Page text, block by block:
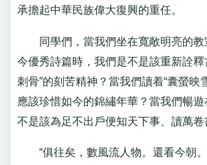
承擔起中華民族偉大復興的重任。
同學們，當我們坐在寬敞明亮的教
今優秀詩篇時，我們是不是該重新詮釋
刺骨”的刻苦精神？當我們讀着“囊螢映
應該珍惜如今的錦繡年華？當我們暢
不是該為足不出戶便知天下事、讀萬卷
“俱往矣，數風流人物。還看今朝。